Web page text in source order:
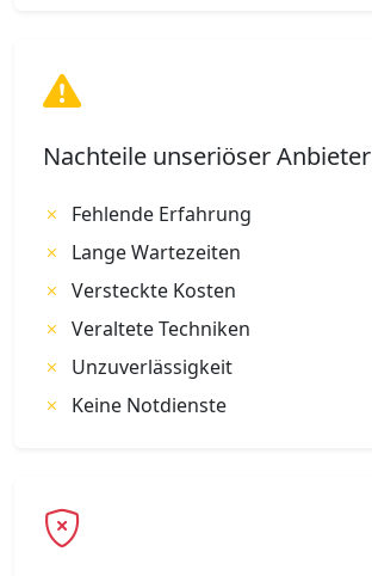
Nachteile unseriöser Anbieter
Fehlende Erfahrung
Lange Wartezeiten
Versteckte Kosten
Veraltete Techniken
Unzuverlässigkeit
Keine Notdienste